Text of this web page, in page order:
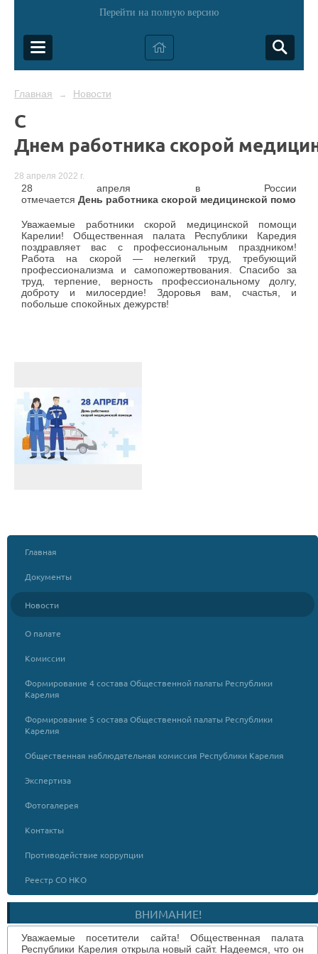
Перейти на полную версию
Главная → Новости
С
Днем работника скорой
28 апреля 2022 г.
28 апреля в России
отмечается День работника скорой медицинской помощи
Уважаемые работники скорой медицинской помощи
Карелии! Общественная палата Республики Каредия
поздравляет вас с профессиональным праздником!
Работа на скорой — нелегкий труд, требующий
профессионализма и самопожертвования. Спасибо за
труд, терпение, верность профессиональному долгу,
доброту и милосердие! Здоровья вам, счастья, и
побольше спокойных дежурств!
Главная
Документы
Новости
О палате
Комиссии
Формирование 4 состава Общественной палаты Республики
Карелия
Формирование 5 состава Общественной палаты Республики
Карелия
Общественная наблюдательная комиссия Республики Карелия
Экспертиза
Фотогалерея
Контакты
Противодействие коррупции
Реестр СО НКО
ВНИМАНИЕ!
Уважаемые посетители сайта! Общественная палата
Республики Карелия открыла новый сайт. Надеемся, что он